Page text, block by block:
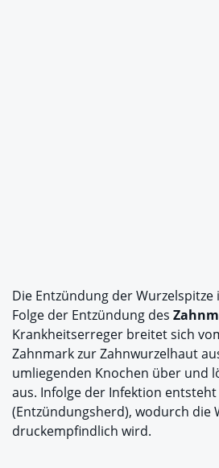
Die Entzündung der Wurzelspitze
Folge der Entzündung des
Krankheitserreger breitet sich
Zahnmark zur Zahnwurzelhaut
umliegenden Knochen über und
aus. Infolge der Infektion
(Entzündungsherd), wodurch die
druckempfindlich wird.